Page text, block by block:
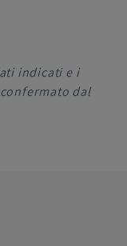
indicati e i
dal